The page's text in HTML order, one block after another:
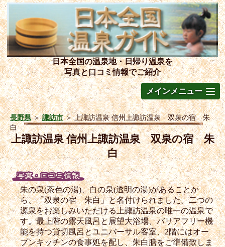
日本全国の温泉地・日帰り温泉を
写真と口コミ情報でご紹介
メインメニュー
長野県＞諏訪市＞上諏訪温泉 信州上諏訪温泉 双泉の宿 朱
白
上諏訪温泉 信州上諏訪温泉 双泉の宿 朱
白
朱の泉(茶色の湯)、白の泉(透明の湯)があることか
ら、「双泉の宿 朱白」と名付けられました。二つの
源泉をお楽しみいただける上諏訪温泉の唯一の温泉で
す。最上階の露天風呂と展望大浴場、バリアフリー機
能を持つ貸切風呂とユニバーサル客室、2階にはオー
プンキッチンの食事処を配し、朱白膳をご準備致しま